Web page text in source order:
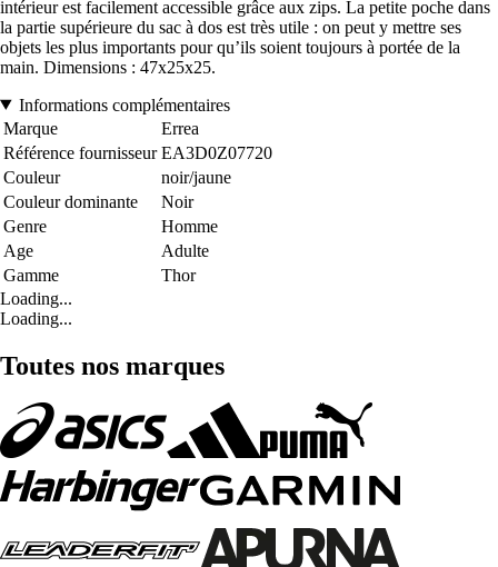
intérieur est facilement accessible grâce aux zips. La petite poche dans
la partie supérieure du sac à dos est très utile : on peut y mettre ses
objets les plus importants pour qu’ils soient toujours à portée de la
main. Dimensions : 47x25x25.
Informations complémentaires
Marque
Errea
Référence fournisseur EA3D0Z07720
Couleur
noir/jaune
Couleur dominante
Noir
Genre
Homme
Age
Adulte
Gamme
Thor
Loading...
Loading...
Toutes nos marques